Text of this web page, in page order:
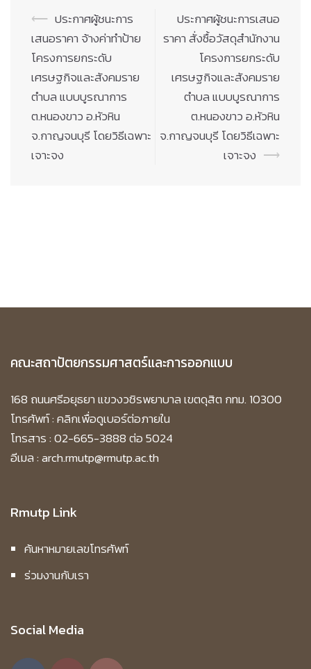
Post
navigation
⟵ ประกาศผู้ชนะการ
เสนอราคา จ้างค่าทำป้าย
โครงการยกระดับ
เศรษฐกิจและสังคมราย
ตำบล แบบบูรณาการ
ต.หนองขาว อ.หัวหิน
จ.กาญจนบุรี โดยวิธีเฉพาะ
เจาะจง
ประกาศผู้ชนะการเสนอ
ราคา สั่งซื้อวัสดุสำนักงาน
โครงการยกระดับ
เศรษฐกิจและสังคมราย
ตำบล แบบบูรณาการ
ต.หนองขาว อ.หัวหิน
จ.กาญจนบุรี โดยวิธีเฉพาะ
เจาะจง ⟶
คณะสถาปัตยกรรมศาสตร์และการออกแบบ
168 ถนนศรีอยุธยา แขวงวชิรพยาบาล เขตดุสิต กทม. 10300
โทรศัพท์ :คลิกเพื่อดูเบอร์ต่อภายใน
โทรสาร : 02-665-3888 ต่อ 5024
อีเมล : arch.rmutp@rmutp.ac.th
Rmutp Link
ค้นหาหมายเลขโทรศัพท์
ร่วมงานกับเรา
Social Media